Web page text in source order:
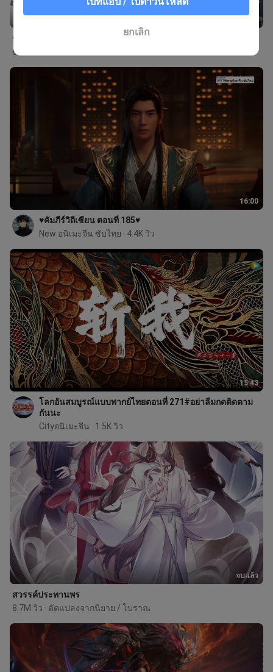
ข้ามเวลาพิชิตภารกิจ
6.7M วิว · ออริจินัล / พลังพิเศษ
16:00
♥️คัมภีร์วิถีเซียน ตอนที่ 185♥️
New อนิเมะจีน ซับไทย · 4.4K วิว
15:43
โลกอันสมบูรณ์แบบพากย์ไทยตอนที่ 271#อย่าลืมกดติดตาม
กันนะ
Cityอนิเมะจีน · 1.5K วิว
จบแล้ว
สวรรค์ประทานพร
8.7M วิว · ดัดแปลงจากนิยาย / โบราณ
ยกเลิก